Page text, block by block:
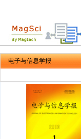
电子与信息学报